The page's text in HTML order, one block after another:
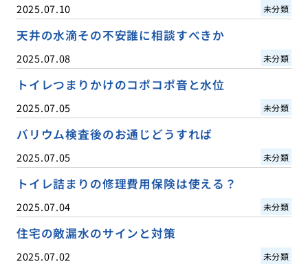
2025.07.10 未分類
天井の水滴その不安誰に相談すべきか
2025.07.08 未分類
トイレつまりかけのコポコポ音と水位
2025.07.05 未分類
バリウム検査後のお通じどうすれば
2025.07.05 未分類
トイレ詰まりの修理費用保険は使える？
2025.07.04 未分類
住宅の敵漏水のサインと対策
2025.07.02 未分類